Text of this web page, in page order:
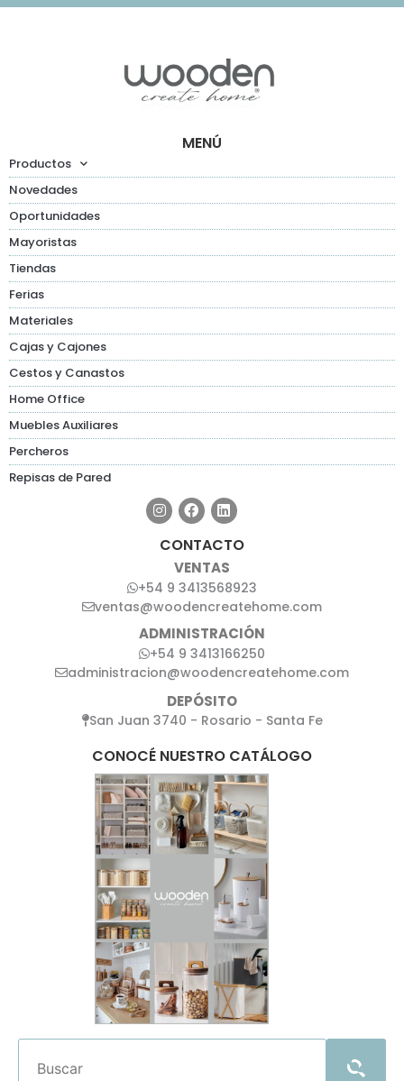
MENÚ
Productos
Novedades
Oportunidades
Mayoristas
Tiendas
Ferias
Materiales
Cajas y Cajones
Cestos y Canastos
Home Office
Muebles Auxiliares
Percheros
Repisas de Pared
CONTACTO
VENTAS
+54 9 3413568923
ventas@woodencreatehome.com
ADMINISTRACIÓN
+54 9 3413166250
administracion@woodencreatehome.com
DEPÓSITO
San Juan 3740 - Rosario - Santa Fe
CONOCÉ NUESTRO CATÁLOGO